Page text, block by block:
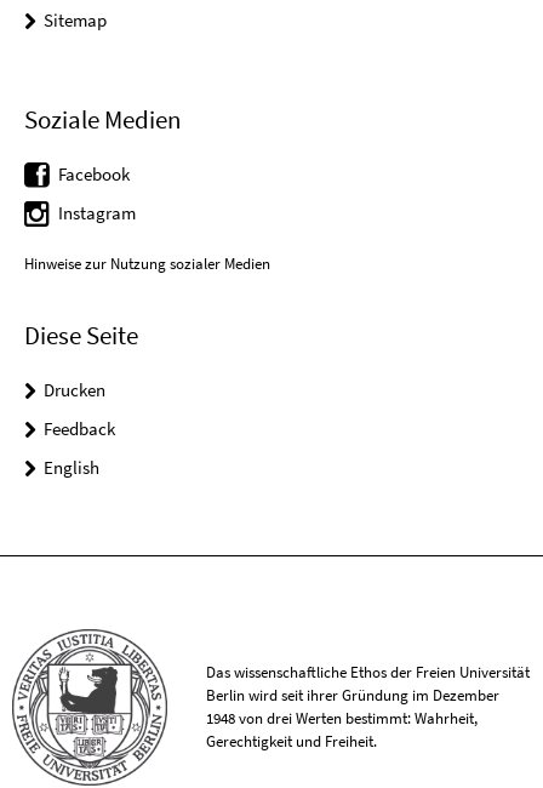
Sitemap
Soziale Medien
Facebook
Instagram
Hinweise zur Nutzung sozialer Medien
Diese Seite
Drucken
Feedback
English
Das wissenschaftliche Ethos der Freien Universität
Berlin wird seit ihrer Gründung im Dezember
1948 von drei Werten bestimmt: Wahrheit,
Gerechtigkeit und Freiheit.